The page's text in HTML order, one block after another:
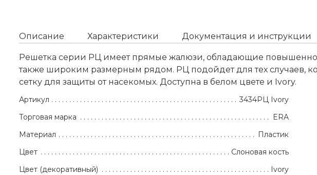
Описание Характеристики Документация и инструкции
Решетка серии РЦ имеет прямые жалюзи, обладающие
также широким размерным рядом. РЦ подойдет для тех случаев,
сетку для защиты от насекомых. Доступна в белом цвете и Ivory.
Артикул
3434РЦ Ivory
Торговая марка
ERA
Материал
Пластик
Цвет
Слоновая кость
Цвет (декоративный)
Ivory